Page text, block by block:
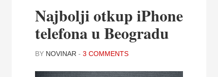
Najbolji otkup iPhone
telefona u Beogradu
BY NOVINAR - 3 COMMENTS